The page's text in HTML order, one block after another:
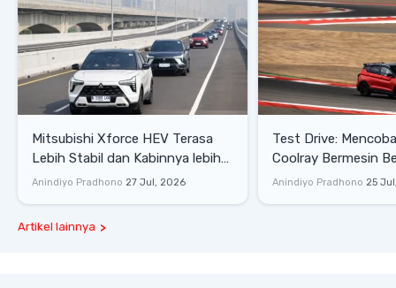
Mitsubishi Xforce HEV Terasa
Lebih Stabil dan Kabinnya lebih
Senyap
Anindiyo Pradhono 27 Jul, 2026
Test Drive: Mencoba Geely
Coolray Bermesin
di Sirkuit Mandalika
Anindiyo Pradhono 25
Artikel lainnya